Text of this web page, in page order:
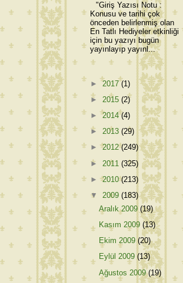
"Giriş Yazısı Notu :
Konusu ve tarihi çok
önceden belirlenmiş olan
En Tatlı Hediyeler etkinliği
için bu yazıyı bugün
yayınlayıp yayınl...
►2017(1)
► 2015 (2)
►2014(4)
► 2013 (29)
►2012(249)
► 2011 (325)
►2010(213)
▼ 2009 (183)
Aralık 2009(19)
Kasım 2009(13)
Ekim 2009(20)
Eylül 2009(13)
Ağustos 2009(19)